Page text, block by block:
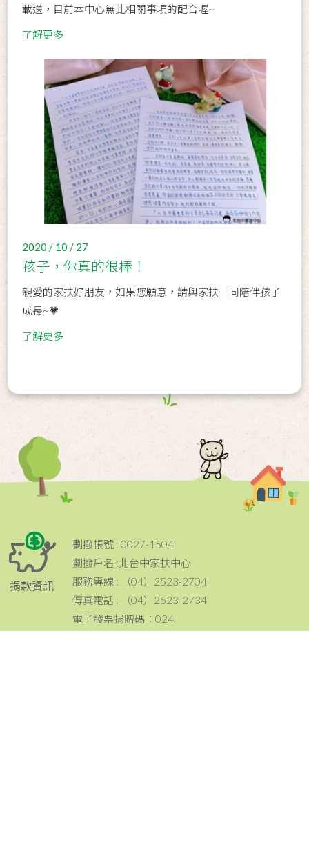
載送，目前本中心無此相關事項的配合喔~
了解更多
2020 / 10 / 27
孩子，你真的很棒！
親愛的家扶好朋友，如果您願意，請與家扶一同陪伴孩子
成長~💗
了解更多
捐款資訊
劃撥帳號 : 0027-1504
劃撥戶名 :北台中家扶中心
服務專線 : （04）2523-2704
傳真電話 : （04）2523-2734
電子發票捐贈碼：024